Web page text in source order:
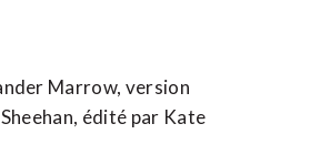
Marrow, version
édité par Kate